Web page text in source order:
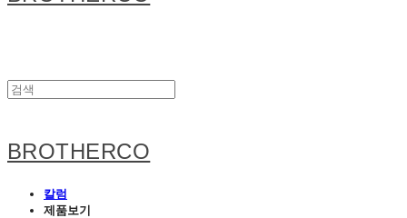
BROTHERCO
칼럼
제품보기